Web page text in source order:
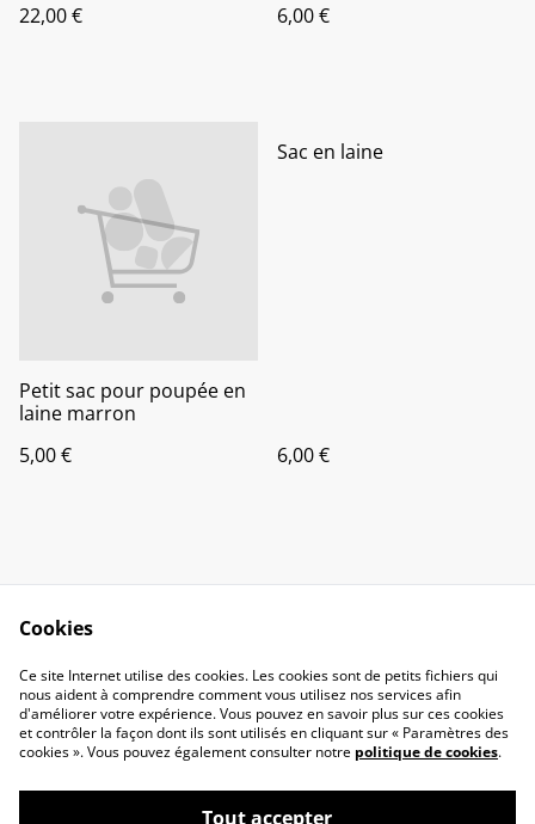
de Corolle
22,00 € 6,00 €
Petit sac pour poupée en
laine marron
5,00 €
Sac en laine
6,00 €
Contactez-nous
Conditions
Politique de
confidentialité
Politique de cookies
liens
Cookies
Ce site Internet utilise des cookies. Les cookies sont de petits fichiers qui
nous aident à comprendre comment vous utilisez nos services afin
d'améliorer votre expérience. Vous pouvez en savoir plus sur ces cookies
et contrôler la façon dont ils sont utilisés en cliquant sur « Paramètres des
cookies ». Vous pouvez également consulter notre politique de cookies.
Tout accepter